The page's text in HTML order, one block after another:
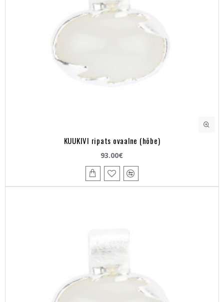
KUUKIVI ripats ovaalne (hõbe)
93.00€